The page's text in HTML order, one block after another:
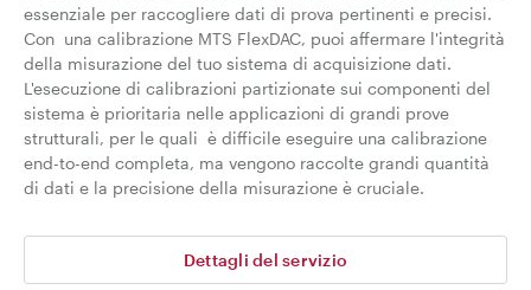
essenziale per raccogliere dati di prova pertinenti e precisi.
Con una calibrazione MTS FlexDAC, puoi affermare l'integrità
della misurazione del tuo sistema di acquisizione dati.
L'esecuzione di calibrazioni partizionate sui componenti del
sistema è prioritaria nelle applicazioni di grandi prove
strutturali, per le quali è difficile eseguire una calibrazione
end-to-end completa, ma vengono raccolte grandi quantità
di dati e la precisione della misurazione è cruciale.
Dettagli del servizio